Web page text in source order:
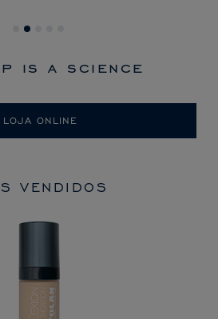
is a science
LOJA ONLINE
VENDIDOS